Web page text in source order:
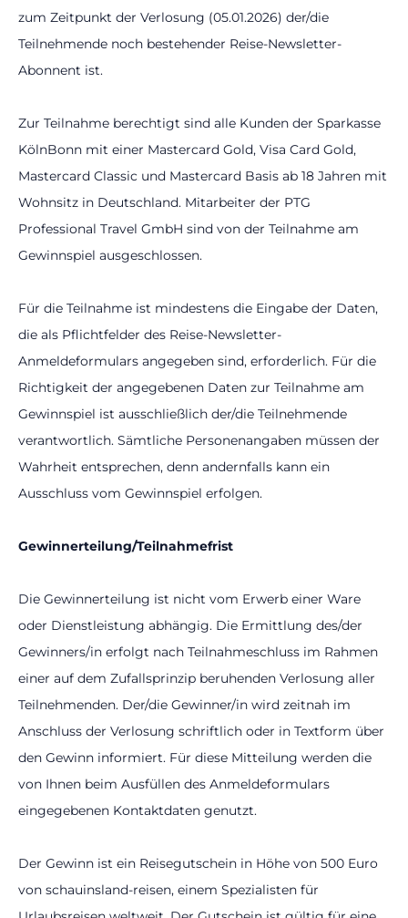
Teilnahmebedingungen
zum Zeitpunkt der Verlosung (05.01.2026) der/die
Teilnehmende noch bestehender Reise-Newsletter-
Abonnent ist.
Zur Teilnahme berechtigt sind alle Kunden der Sparkasse
KölnBonn mit einer Mastercard Gold, Visa Card Gold,
Mastercard Classic und Mastercard Basis ab 18 Jahren mit
Wohnsitz in Deutschland. Mitarbeiter der PTG
Professional Travel GmbH sind von der Teilnahme am
Gewinnspiel ausgeschlossen.
Für die Teilnahme ist mindestens die Eingabe der Daten,
die als Pflichtfelder des Reise-Newsletter-
Anmeldeformulars angegeben sind, erforderlich. Für die
Richtigkeit der angegebenen Daten zur Teilnahme am
Gewinnspiel ist ausschließlich der/die Teilnehmende
verantwortlich. Sämtliche Personenangaben müssen der
Wahrheit entsprechen, denn andernfalls kann ein
Ausschluss vom Gewinnspiel erfolgen.
Gewinnerteilung/Teilnahmefrist
Die Gewinnerteilung ist nicht vom Erwerb einer Ware
oder Dienstleistung abhängig. Die Ermittlung des/der
Gewinners/in erfolgt nach Teilnahmeschluss im Rahmen
einer auf dem Zufallsprinzip beruhenden Verlosung aller
Teilnehmenden. Der/die Gewinner/in wird zeitnah im
Anschluss der Verlosung schriftlich oder in Textform über
den Gewinn informiert. Für diese Mitteilung werden die
von Ihnen beim Ausfüllen des Anmeldeformulars
eingegebenen Kontaktdaten genutzt.
Der Gewinn ist ein Reisegutschein in Höhe von 500 Euro
von schauinsland-reisen, einem Spezialisten für